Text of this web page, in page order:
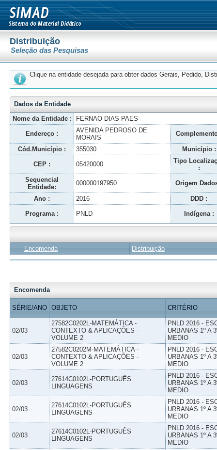
Distribuição
Seleção das Pesquisas
Clique na entidade desejada para obter dados Gerais, Pedido,
Dados da Entidade
Nome da Entidade :
FERNAO DIAS PAES
Endereço :
AVENIDA PEDROSO DE
MORAIS
Cód.Município : 355030 Município :
CEP : 05420000
Tipo
:
Sequencial
Entidade:
000000197950 Origem
Ano : 2016 DDD :
Programa : PNLD Indígena :
Encomenda Distribuição
Encomenda
SÉRIE/ANO OBJETO CRITÉRIO
02/03
27582C0202L-MATEMÁTICA -
CONTEXTO & APLICAÇÕES -
VOLUME 2
PNLD 2016 -
URBANAS 1º A
MEDIO
02/03
27582C0202M-MATEMÁTICA -
CONTEXTO & APLICAÇÕES -
VOLUME 2
PNLD 2016 -
URBANAS 1º A
MEDIO
02/03
27614C0102L-PORTUGUÊS
LINGUAGENS
PNLD 2016 -
URBANAS 1º A
MEDIO
02/03
27614C0102L-PORTUGUÊS
LINGUAGENS
PNLD 2016 -
URBANAS 1º A
MEDIO
02/03
27614C0102L-PORTUGUÊS
LINGUAGENS
PNLD 2016 -
URBANAS 1º A
MEDIO